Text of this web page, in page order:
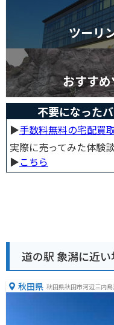
ツーリ
おすす
不要になった
▶︎手数料無料の宅配買
実際に売ってみた体験
▶︎こちら
道の駅 象潟に近
秋田県 秋田県秋田市河辺三内